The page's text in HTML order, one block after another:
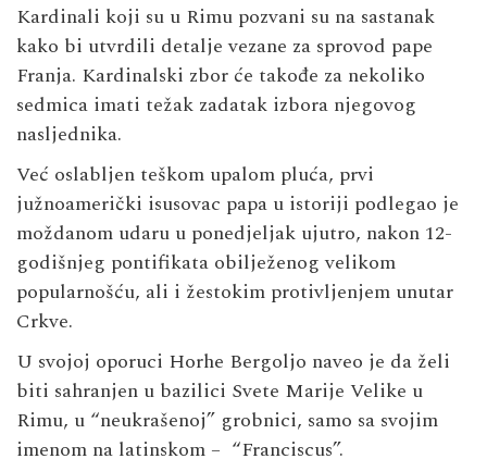
Kardinali koji su u Rimu pozvani su na sastanak
kako bi utvrdili detalje vezane za sprovod pape
Franja. Kardinalski zbor će takođe za nekoliko
sedmica imati težak zadatak izbora njegovog
nasljednika.
Već oslabljen teškom upalom pluća, prvi
južnoamerički isusovac papa u istoriji podlegao je
moždanom udaru u ponedjeljak ujutro, nakon 12-
godišnjeg pontifikata obilježenog velikom
popularnošću, ali i žestokim protivljenjem unutar
Crkve.
U svojoj oporuci Horhe Bergoljo naveo je da želi
biti sahranjen u bazilici Svete Marije Velike u
Rimu, u “neukrašenoj” grobnici, samo sa svojim
imenom na latinskom – “Franciscus”.